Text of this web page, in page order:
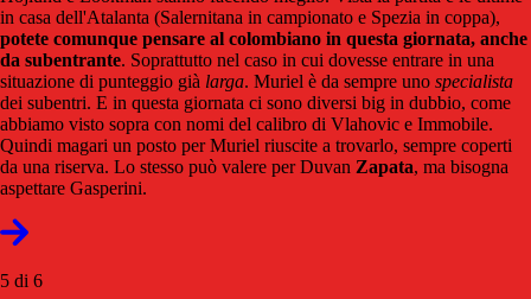
in casa dell'Atalanta (Salernitana in campionato e Spezia in coppa),
potete comunque pensare al colombiano in questa giornata, anche
da subentrante. Soprattutto nel caso in cui dovesse entrare in una
situazione di punteggio già larga. Muriel è da sempre uno specialista
dei subentri. E in questa giornata ci sono diversi big in dubbio, come
abbiamo visto sopra con nomi del calibro di Vlahovic e Immobile.
Quindi magari un posto per Muriel riuscite a trovarlo, sempre coperti
da una riserva. Lo stesso può valere per Duvan Zapata, ma bisogna
aspettare Gasperini.
5 di 6